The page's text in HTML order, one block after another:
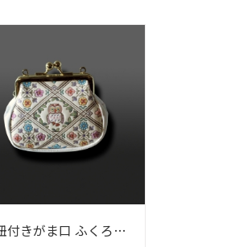
手紐付きがま口 ふくろう柄